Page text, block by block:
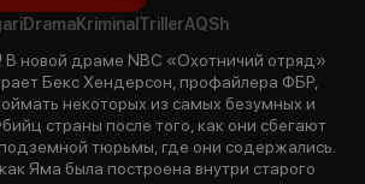
DramaKriminal TrillerAQSh
В новой драме NBC «Охотничий отряд»
Бекс Хендерсон, профайлера ФБР,
некоторых из самых безумных и
страны после того, как они сбегают
тюрьмы, где они содержались.
Яма была построена внутри старого